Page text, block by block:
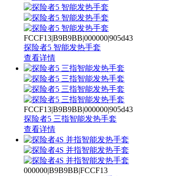
FCCF13|B9B9BB|000000|905d43
探险者5 智能发热手套
查看详情
FCCF13|B9B9BB|000000|905d43
探险者5 三指智能发热手套
查看详情
000000|B9B9BB|FCCF13